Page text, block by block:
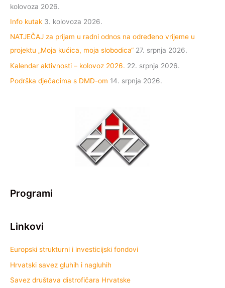
kolovoza 2026.
Info kutak 3. kolovoza 2026.
NATJEČAJ za prijam u radni odnos na određeno vrijeme u
projektu „Moja kućica, moja slobodica“ 27. srpnja 2026.
Kalendar aktivnosti – kolovoz 2026. 22. srpnja 2026.
Podrška dječacima s DMD-om 14. srpnja 2026.
Programi
Linkovi
Europski strukturni i investicijski fondovi
Hrvatski savez gluhih i nagluhih
Savez društava distrofičara Hrvatske